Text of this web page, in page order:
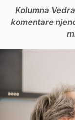
Kolumna
komentare